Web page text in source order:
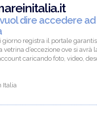
dire accedere
registra il portale
d’eccezione ove si avrà
caricando foto, video,
Italia